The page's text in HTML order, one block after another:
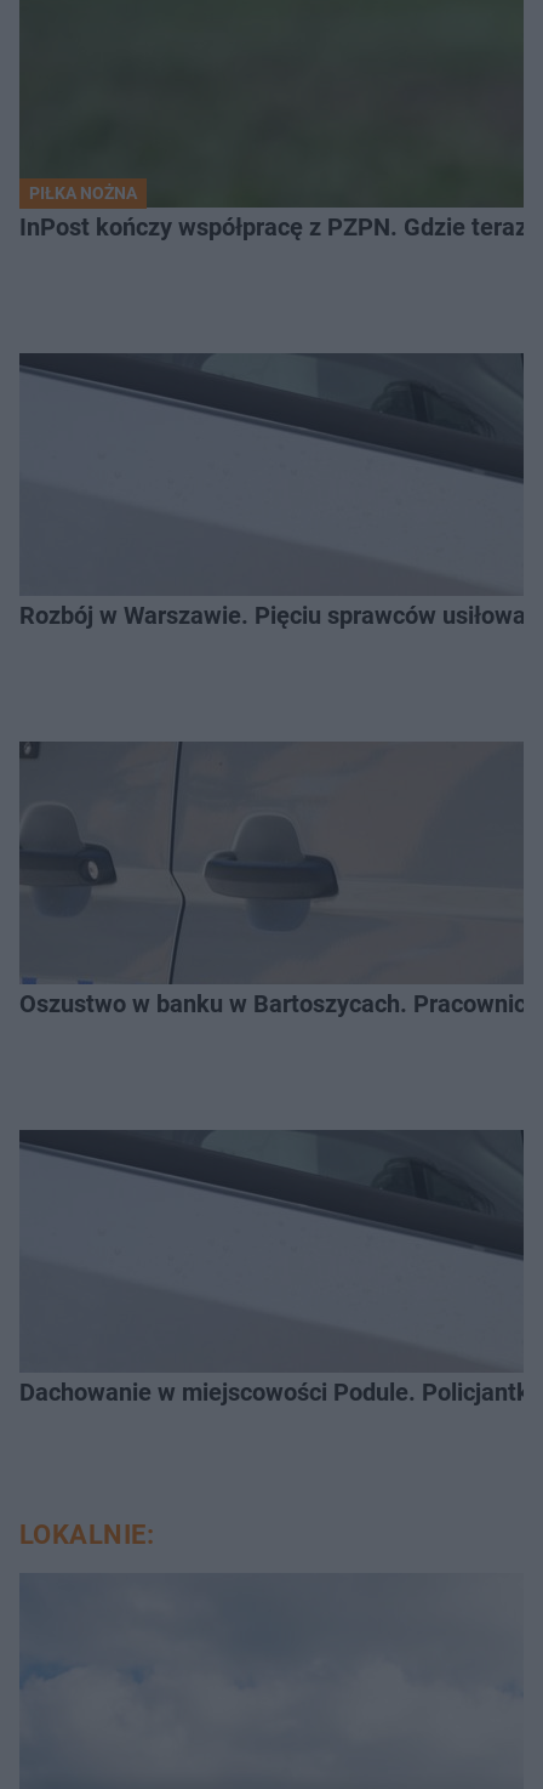
PIŁKA NOŻNA
InPost kończy współpracę z PZPN. Gdzie teraz
Rozbój w Warszawie. Pięciu sprawców
Oszustwo w banku w Bartoszycach.
Dachowanie w miejscowości Podule.
LOKALNIE: